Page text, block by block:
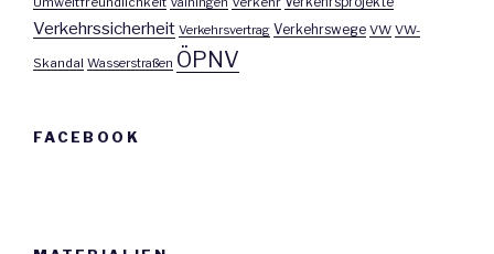
Verkehrssicherheit Verkehrsvertrag Verkehrswege VW VW-
Skandal Wasserstraßen ÖPNV
FACEBOOK